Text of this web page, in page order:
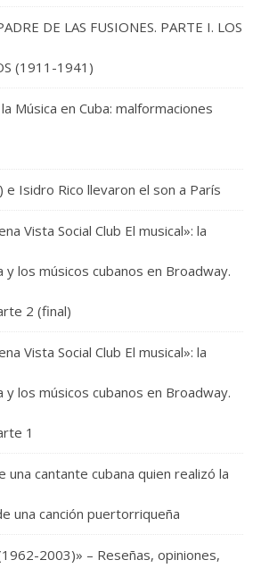
DE LAS FUSIONES. PARTE I. LOS
(1911-1941)
Música en Cuba: malformaciones
Isidro Rico llevaron el son a París
Vista Social Club El musical»: la
y los músicos cubanos en Broadway.
2 (final)
Vista Social Club El musical»: la
y los músicos cubanos en Broadway.
1
una cantante cubana quien realizó la
una canción puertorriqueña
2003)» – Reseñas, opiniones,